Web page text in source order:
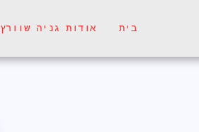
בית אודות גניה שוורץ